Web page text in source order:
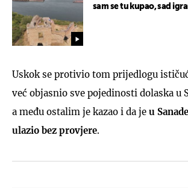
sam se tu kupao, sad
Uskok se protivio tom prijedlogu
već objasnio sve pojedinosti dolaska u
a među ostalim je kazao i da je u
ulazio bez provjere.